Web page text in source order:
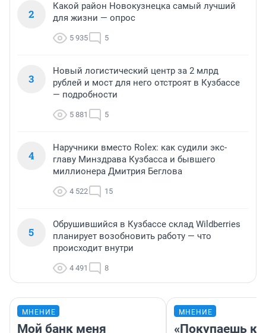
2
Какой район Новокузнецка самый лучший
для жизни — опрос
5 935 5
3
Новый логистический центр за 2 млрд
рублей и мост для него отстроят в Кузбассе
— подробности
5 881 5
4
Наручники вместо Rolex: как судили экс-
главу Минздрава Кузбасса и бывшего
миллионера Дмитрия Беглова
4 522 15
5
Обрушившийся в Кузбассе склад Wildberries
планирует возобновить работу — что
происходит внутри
4 491 8
МНЕНИЕ
Мой банк меня
МНЕНИЕ
«Покупаешь